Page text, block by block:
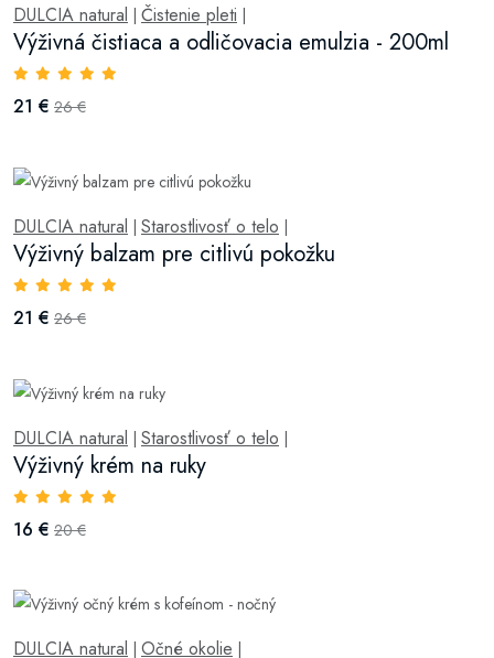
DULCIA natural | Čistenie pleti |
Výživná čistiaca a odličovacia emulzia - 200ml
21 € 26 €
DULCIA natural | Starostlivosť o telo |
Výživný balzam pre citlivú pokožku
21 € 26 €
DULCIA natural | Starostlivosť o telo |
Výživný krém na ruky
16 € 20 €
DULCIA natural Očné okolie